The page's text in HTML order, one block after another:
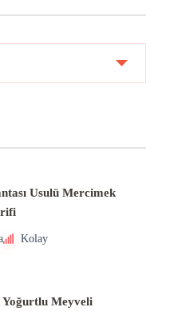
Usulü Mercimek
Kolay
Yoğurtlu Meyveli